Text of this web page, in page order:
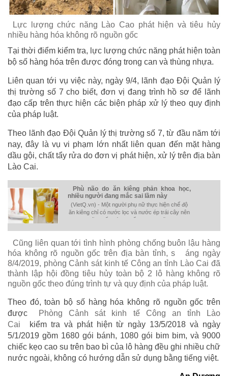
Lực lượng chức năng Lào Cao phát hiện và tiêu hủy
nhiều hàng hóa không rõ nguồn gốc
Tại thời điểm kiểm tra, lực lượng chức năng phát hiện toàn
bộ số hàng hóa trên được đóng trong can và thùng nhựa.
Liên quan tới vụ việc này, ngày 9/4, lãnh đạo Đội Quản lý
thị trường số 7 cho biết, đơn vị đang trình hồ sơ để lãnh
đạo cấp trên thực hiện các biện pháp xử lý theo quy định
của pháp luật.
Theo lãnh đạo Đội Quản lý thị trường số 7, từ đầu năm tới
nay, đây là vụ vi phạm lớn nhất liên quan đến mặt hàng
dầu gội, chất tẩy rửa do đơn vị phát hiện, xử lý trên địa bàn
Lào Cai.
Phù não do ăn kiêng phản khoa học,
nhiều người đang mắc sai lầm này
(VietQ.vn) - Một người phụ nữ thực hiện chế độ
ăn kiêng chỉ có nước lọc và nước ép trái cây nên
đã bị cấp cứu do tổn thương não.
Cũng liên quan tới tình hình phòng chống buôn lậu hàng
hóa không rõ nguồn gốc trên địa bàn tỉnh, s
áng ngày
8/4/2019, phòng Cảnh sát kinh tế Công an tỉnh Lào Cai đã
thành lập hội đồng tiêu hủy toàn bộ 2 lô hàng không rõ
nguồn gốc theo đúng trình tự và quy định của pháp luật.
Theo đó, toàn bộ số hàng hóa không rõ nguồn gốc trên
được
Phòng Cảnh sát kinh tế Công an tỉnh Lào
Cai
kiểm tra và phát hiện từ ngày 13/5/2018 và ngày
5/1/2019 gồm 1680 gói bánh, 1080 gói bim bim, và 9000
chiếc kẹo cao su trên bao bì của lô hàng đều ghi nhiều chữ
nước ngoài, không có hướng dẫn sử dụng bằng tiếng việt.